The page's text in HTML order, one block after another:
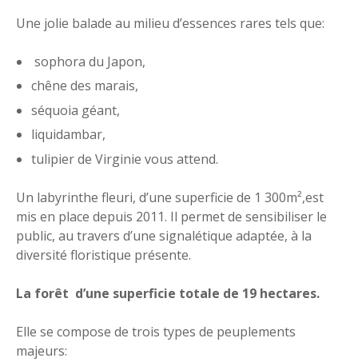
Une jolie balade au milieu d’essences rares tels que:
sophora du Japon,
chêne des marais,
séquoia géant,
liquidambar,
tulipier de Virginie vous attend.
Un labyrinthe fleuri, d’une superficie de 1 300m²,est
mis en place depuis 2011. Il permet de sensibiliser le
public, au travers d’une signalétique adaptée, à la
diversité floristique présente.
La forêt d’une superficie totale de 19 hectares.
Elle se compose de trois types de peuplements
majeurs: